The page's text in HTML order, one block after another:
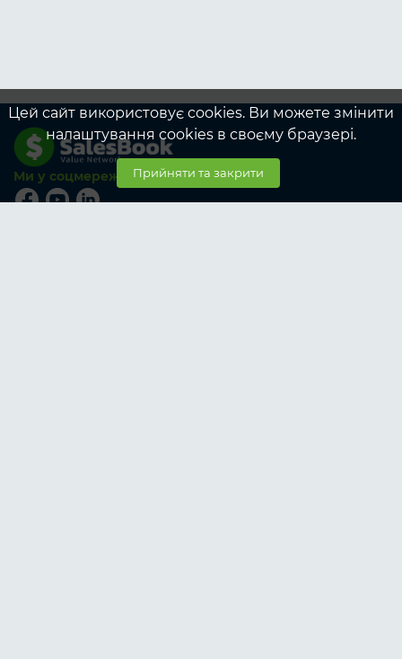
Ми у соцмережах
Цей сайт використовує cookies. Ви можете змінити
налаштування cookies в своєму браузері.
Прийняти та закрити